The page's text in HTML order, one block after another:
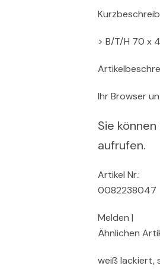
> B/T/H 70 x
Ihr Browser
Sie
aufrufen.
Artikel Nr.:
0082238047
Melden |
Ähnlichen
weiß lackiert,